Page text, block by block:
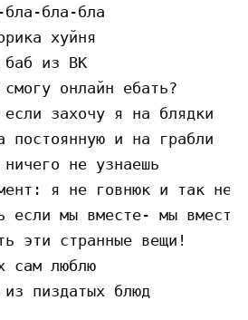
бла-бла
хуйня
баб из ВК
онлайн ебать?
захочу я на блядки
постоянную и на грабли
не узнаешь
я не говнюк и так не
если мы вместе- мы вместе
эти странные вещи!
сам люблю
пиздатых блюд